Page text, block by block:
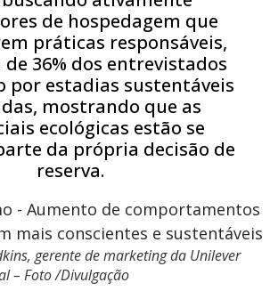
de hospedagem que
práticas responsáveis,
de 36% dos entrevistados
por estadias sustentáveis
mostrando que as
ecológicas estão se
da própria decisão de
reserva.
gerente de marketing da Unilever
– Foto /Divulgação